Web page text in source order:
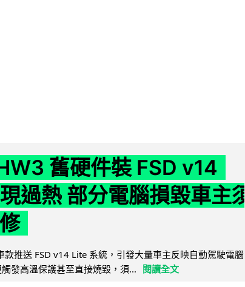
舊硬件裝 FSD v14
過熱 部分電腦損毀車主須
款推送 FSD v14 Lite 系統，引發大量車主反映自動駕駛電腦
發高溫保護甚至直接燒毀，須... 閱讀全文